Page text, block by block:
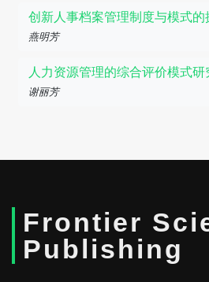
创新人事档案管理制度与模式的
燕明芳
人力资源管理的综合评价模式研
谢丽芳
Frontier
Publishing